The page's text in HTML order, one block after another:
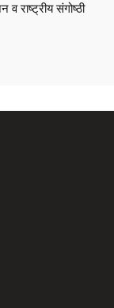
व राष्ट्रीय संगोष्ठी